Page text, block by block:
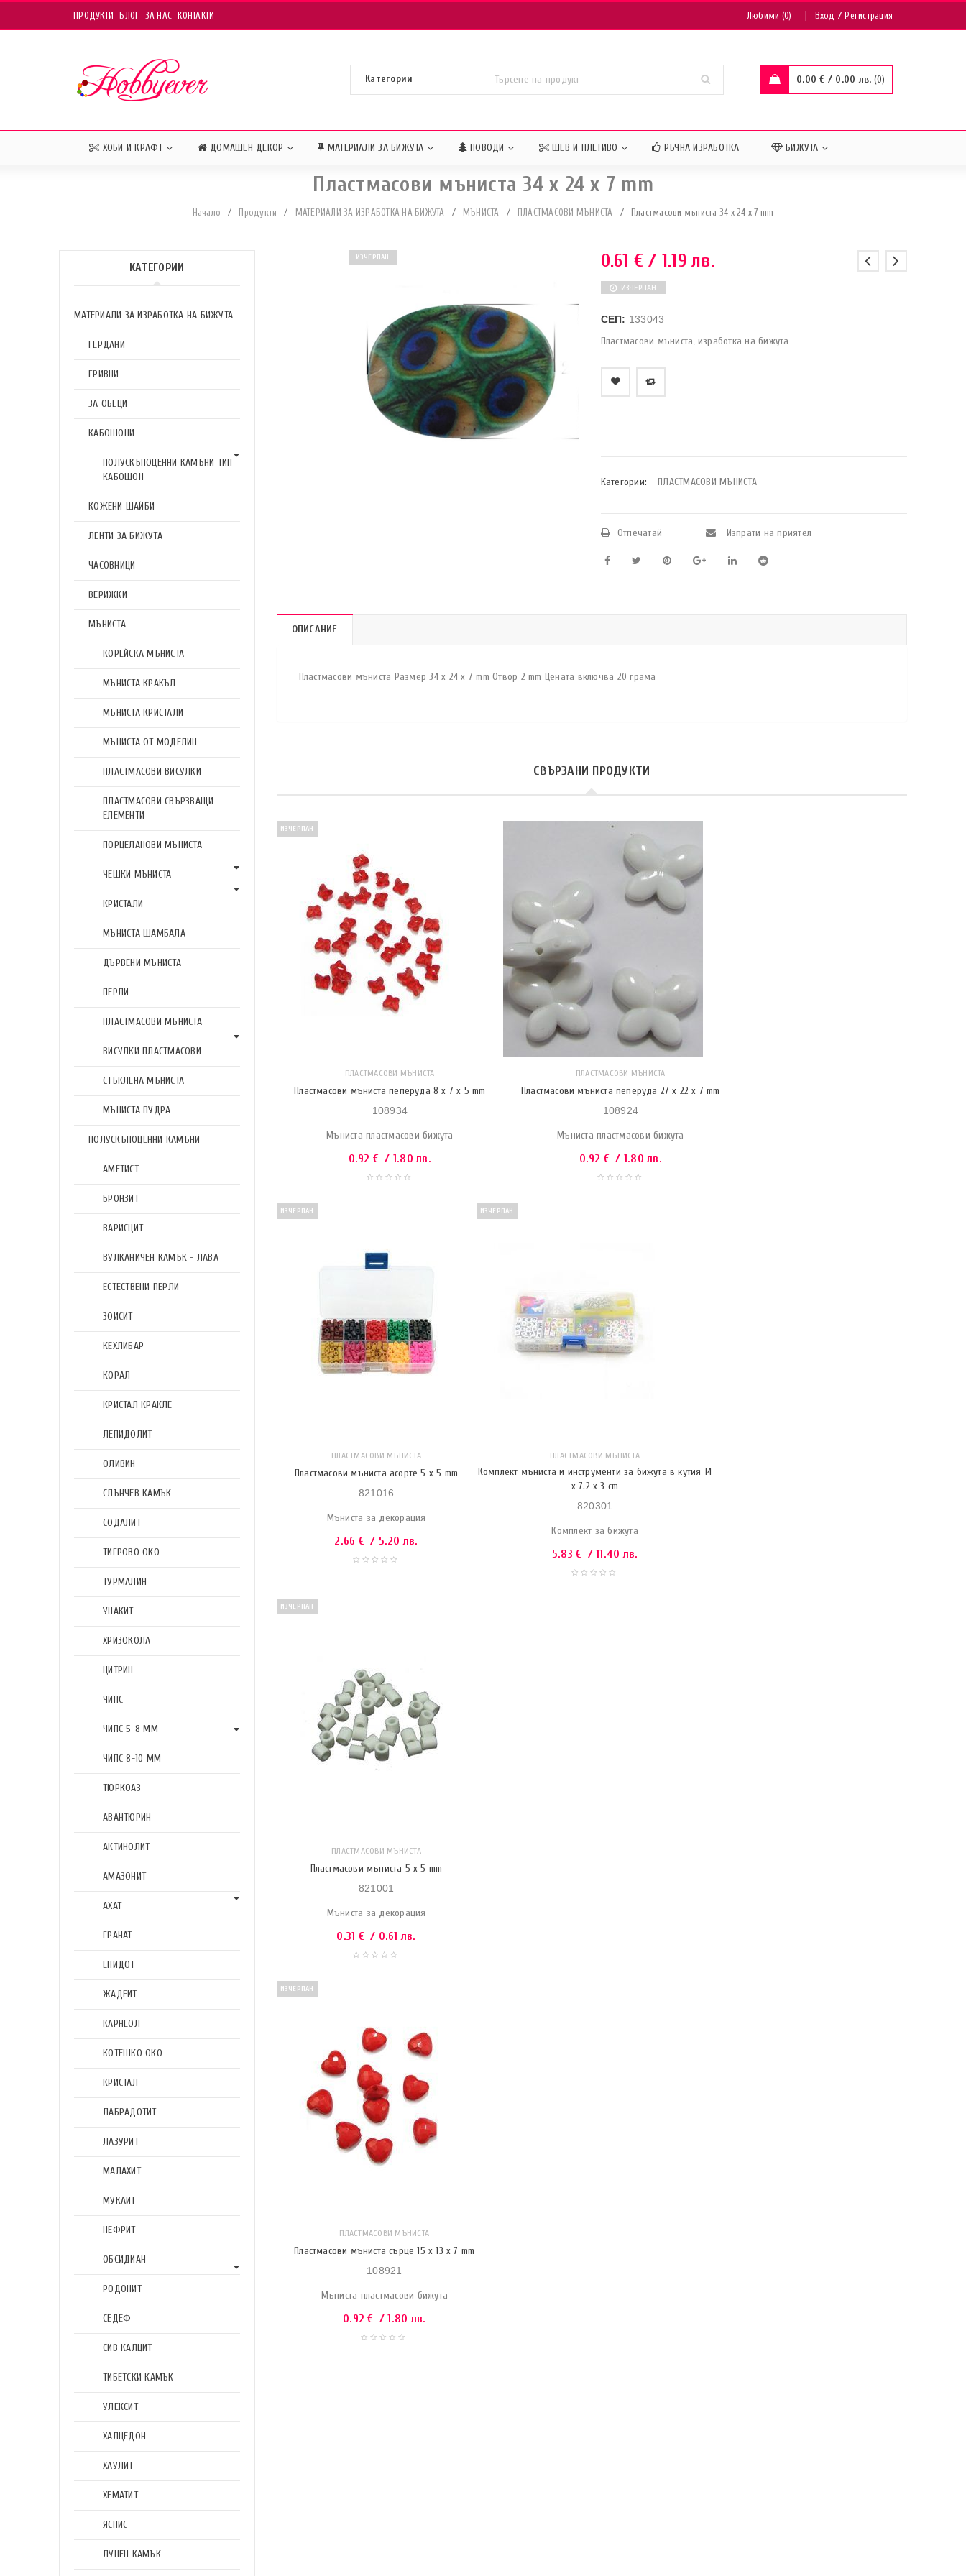
ПРОДУКТИ БЛОГ ЗА НАС КОНТАКТИ Любими (0) Вход /Регистрация
0.00€ / 0.00 лв. 0
ХОБИ И КРАФТ ДОМАШЕН ДЕКОР МАТЕРИАЛИ ЗА БИЖУТА ПОВОДИ ШЕВ И ПЛЕТИВО РЪЧНА ИЗРАБОТКА БИЖУТА
Пластмасови мъниста 34 x 24 x 7 mm
Начало / Продукти / МАТЕРИАЛИ ЗА ИЗРАБОТКА НА БИЖУТА / МЪНИСТА / ПЛАСТМАСОВИ МЪНИСТА / Пластмасови мъниста 34 x 24 x 7 mm
КАТЕГОРИИ
МАТЕРИАЛИ ЗА ИЗРАБОТКА НА БИЖУТА
ГЕРДАНИ
ГРИВНИ
ЗА ОБЕЦИ
КАБОШОНИ
ПОЛУСКЪПОЦЕННИ КАМЪНИ ТИП
КАБОШОН
КОЖЕНИ ШАЙБИ
ЛЕНТИ ЗА БИЖУТА
ЧАСОВНИЦИ
ВЕРИЖКИ
МЪНИСТА
КОРЕЙСКА МЪНИСТА
МЪНИСТА КРАКЪЛ
МЪНИСТА КРИСТАЛИ
МЪНИСТА ОТ МОДЕЛИН
ПЛАСТМАСОВИ ВИСУЛКИ
ПЛАСТМАСОВИ СВЪРЗВАЩИ
ЕЛЕМЕНТИ
ПОРЦЕЛАНОВИ МЪНИСТА
ЧЕШКИ МЪНИСТА
КРИСТАЛИ
МЪНИСТА ШАМБАЛА
ДЪРВЕНИ МЪНИСТА
ПЕРЛИ
ПЛАСТМАСОВИ МЪНИСТА
ВИСУЛКИ ПЛАСТМАСОВИ
СТЪКЛЕНА МЪНИСТА
МЪНИСТА ПУДРА
ПОЛУСКЪПОЦЕННИ КАМЪНИ
АМЕТИСТ
БРОНЗИТ
ВАРИСЦИТ
ВУЛКАНИЧЕН КАМЪК - ЛАВА
ЕСТЕСТВЕНИ ПЕРЛИ
ЗОИСИТ
КЕХЛИБАР
КОРАЛ
КРИСТАЛ КРАКЛЕ
ЛЕПИДОЛИТ
ОЛИВИН
СЛЪНЧЕВ КАМЪК
СОДАЛИТ
ТИГРОВО ОКО
ТУРМАЛИН
УНАКИТ
ХРИЗОКОЛА
ЦИТРИН
ЧИПС
ЧИПС 5-8 ММ
ЧИПС 8-10 ММ
ТЮРКОАЗ
АВАНТЮРИН
АКТИНОЛИТ
АМАЗОНИТ
АХАТ
ГРАНАТ
ЕПИДОТ
ЖАДЕИТ
КАРНЕОЛ
КОТЕШКО ОКО
КРИСТАЛ
ЛАБРАДОТИТ
ЛАЗУРИТ
МАЛАХИТ
МУКАИТ
НЕФРИТ
ОБСИДИАН
РОДОНИТ
СЕДЕФ
СИВ КАЛЦИТ
ТИБЕТСКИ КАМЪК
УЛЕКСИТ
ХАЛЦЕДОН
ХАУЛИТ
ХЕМАТИТ
ЯСПИС
ЛУНЕН КАМЪК
ИЗЧЕРПАН 0.61 € / 1.19 лв.
ИЗЧЕРПАН
СЕП: 133043
Пластмасови мъниста, изработка на бижута
Категории: ПЛАСТМАСОВИ МЪНИСТА
Отпечатай Изпрати на приятел
ОПИСАНИЕ
Пластмасови мъниста Размер 34 x 24 x 7 mm Отвор 2 mm Цената включва 20 грама
СВЪРЗАНИ ПРОДУКТИ
ИЗЧЕРПАН
ПЛАСТМАСОВИ МЪНИСТА
Пластмасови мъниста пеперуда 8 x 7 x 5 mm
108934
Мъниста пластмасови бижута
0.92 € / 1.80 лв.
ПЛАСТМАСОВИ МЪНИСТА
Пластмасови мъниста пеперуда 27 x 22 x 7 mm
108924
Мъниста пластмасови бижута
0.92 € / 1.80 лв.
ИЗЧЕРПАН
ПЛАСТМАСОВИ МЪНИСТА
Пластмасови мъниста асорте 5 x 5 mm
821016
Мъниста за декорация
2.66 € / 5.20 лв.
ИЗЧЕРПАН
ПЛАСТМАСОВИ МЪНИСТА
Комплект мъниста и инструменти за бижута в кутия 14
x 7.2 x 3 cm
820301
Комплект за бижута
5.83 € / 11.40 лв.
ИЗЧЕРПАН
ПЛАСТМАСОВИ МЪНИСТА
Пластмасови мъниста 5 x 5 mm
821001
Мъниста за декорация
0.31 € / 0.61 лв.
ИЗЧЕРПАН
ПЛАСТМАСОВИ МЪНИСТА
Пластмасови мъниста сърце 15 x 13 x 7 mm
108921
Мъниста пластмасови бижута
0.92€ / 1.80 лв.